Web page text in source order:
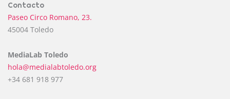
Contacto
Paseo Circo Romano, 23.
45004 Toledo
MediaLab Toledo
hola@medialabtoledo.org
+34 681 918 977